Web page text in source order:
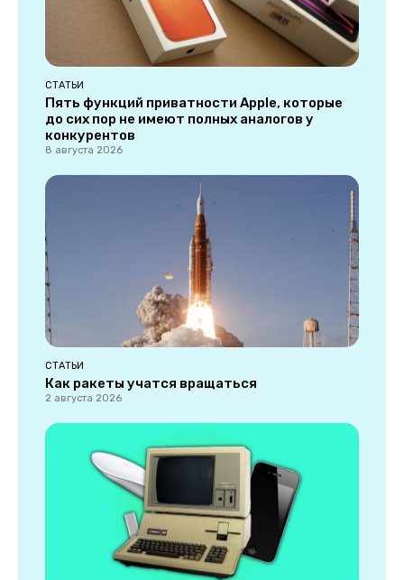
СТАТЬИ
Пять функций приватности Apple, которые
до сих пор не имеют полных аналогов у
конкурентов
8 августа 2026
СТАТЬИ
Как ракеты учатся вращаться
2 августа 2026